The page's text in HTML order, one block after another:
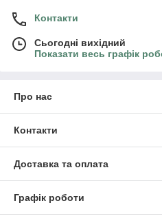
Контакти
Сьогодні вихідний
Показати весь графік
Про нас
Контакти
Доставка та оплата
Графік роботи